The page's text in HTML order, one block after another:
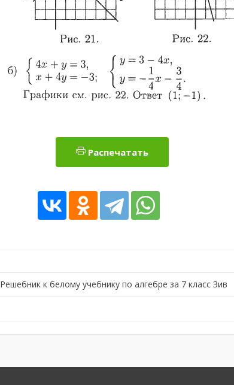
Распечатать
Решебник к белому учебнику по алгебре за 7 класс Зив